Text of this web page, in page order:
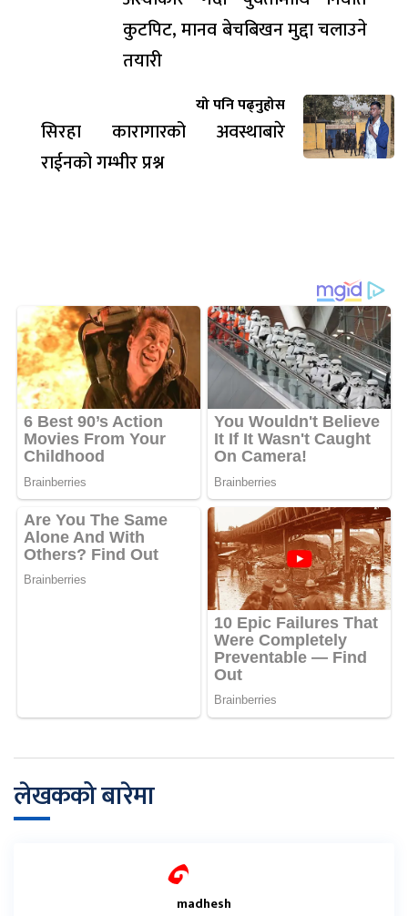
कुटपिट, मानव बेचबिखन मुद्दा चलाउने
तयारी
यो पनि पढ्नुहोस
सिरहा कारागारको अवस्थाबारे
राईनको गम्भीर प्रश्न
लेखकको बारेमा
madhesh